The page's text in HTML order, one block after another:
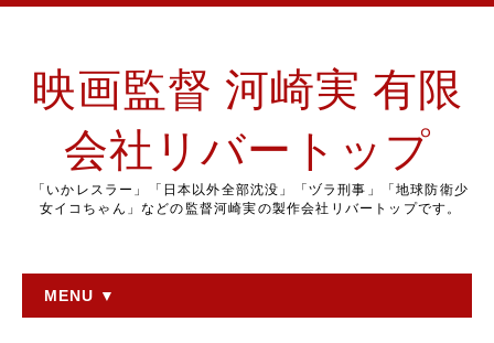
映画監督 河崎実 有限
会社リバートップ
「いかレスラー」「日本以外全部沈没」「ヅラ刑事」「地球防衛少
女イコちゃん」などの監督河崎実の製作会社リバートップです。
MENU ▼